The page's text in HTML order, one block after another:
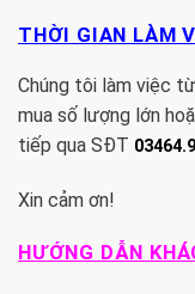
THỜI GIAN LÀM
Chúng tôi làm việc
mua số lượng lớn
tiếp qua SĐT
Xin cảm ơn!
HƯỚNG DẪN